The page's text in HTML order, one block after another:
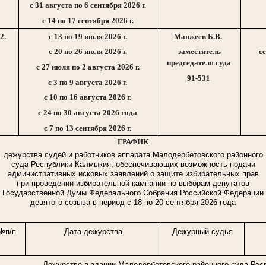
с 31 августа по 6 сентября 2026 г.
с 14 по 17 сентября 2026 г.
2. с 13 по 19 июля 2026 г.
с 20 по 26 июля 2026 г.
с 27 июля по 2 августа 2026 г.
с 3 по 9 августа2026 г.
с 10 по 16 августа2026 г.
с 24 по 30 августа 2026 года
с 7 по 13 сентября2026 г.
Манжеев Б.В.
заместитель
председателя суда
91-531
ГРАФИК
дежурства судей и работников аппарата Малодербетовского районного
суда Республики Калмыкия, обеспечивающих возможность подачи
административных исковых заявлений о защите избирательных прав
при проведении избирательной кампании по выборам депутатов
Государственной Думы Федерального Собрания Российской Федерации
девятого созыва в период с 18 по 20 сентября 2026 года
п Дата дежурства Дежурный судья